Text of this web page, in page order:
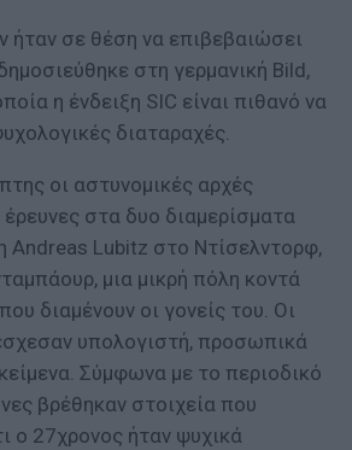
ήταν σε θέση να επιβεβαιώσει
στη γερμανική Bild,
η ένδειξη SIC είναι πιθανό να
διαταραχές.
οι αστυνομικές αρχές
στα δυο διαμερίσματα
Andreas Lubitz στο Ντίσελντορφ,
μια μικρή πόλη κοντά
διαμένουν οι γονείς του. Οι
υπολογιστή, προσωπικά
Σύμφωνα με το περιοδικό
βρέθηκαν στοιχεία που
ο 27χρονος ήταν ψυχικά